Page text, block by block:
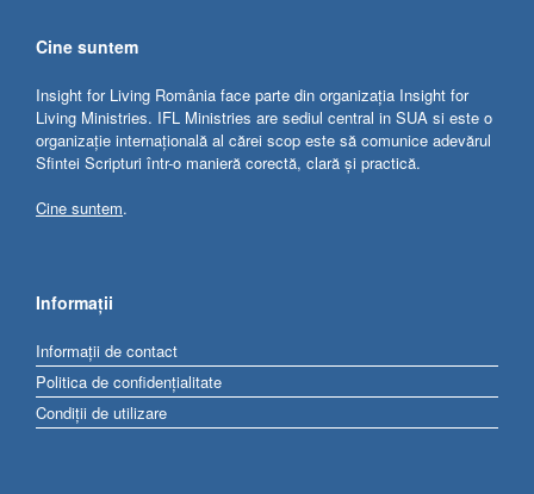
Cine suntem
Insight for Living România face parte din organizația Insight for
Living Ministries. IFL Ministries are sediul central in SUA si este o
organizație internațională al cărei scop este să comunice adevărul
Sfintei Scripturi într-o manieră corectă, clară și practică.
Cine suntem.
Informații
Informații de contact
Politica de confidențialitate
Condiții de utilizare